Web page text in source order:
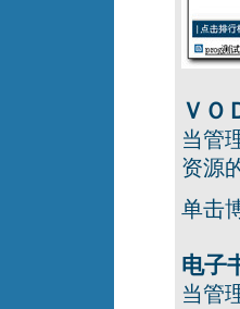
ＶＯ
当管
资源
单击
电子
当管